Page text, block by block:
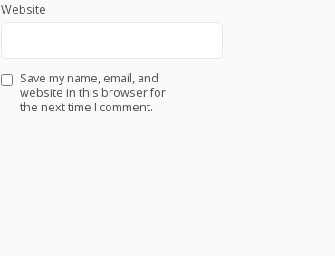
Website
Save my name, email, and
website in this browser for
the next time I comment.